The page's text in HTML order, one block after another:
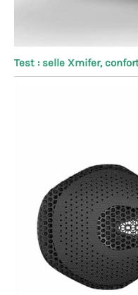
Test : selle Xmifer,